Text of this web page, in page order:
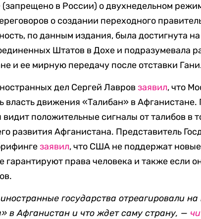
(запрещено в России) о двухнедельном
о создании переходного
по данным издания, была достигнута
Штатов в Дохе и подразумевала
и ее мирную передачу после отставки
дел Сергей Лавровзаявил, что
власть движения «Талибан» в Афганистане.
видит положительные сигналы от талибов в
развития Афганистана. Представитель
заявил, что США не поддержат
гарантируют права человека и также если
государства отреагировали
в Афганистан и что ждет саму страну, —